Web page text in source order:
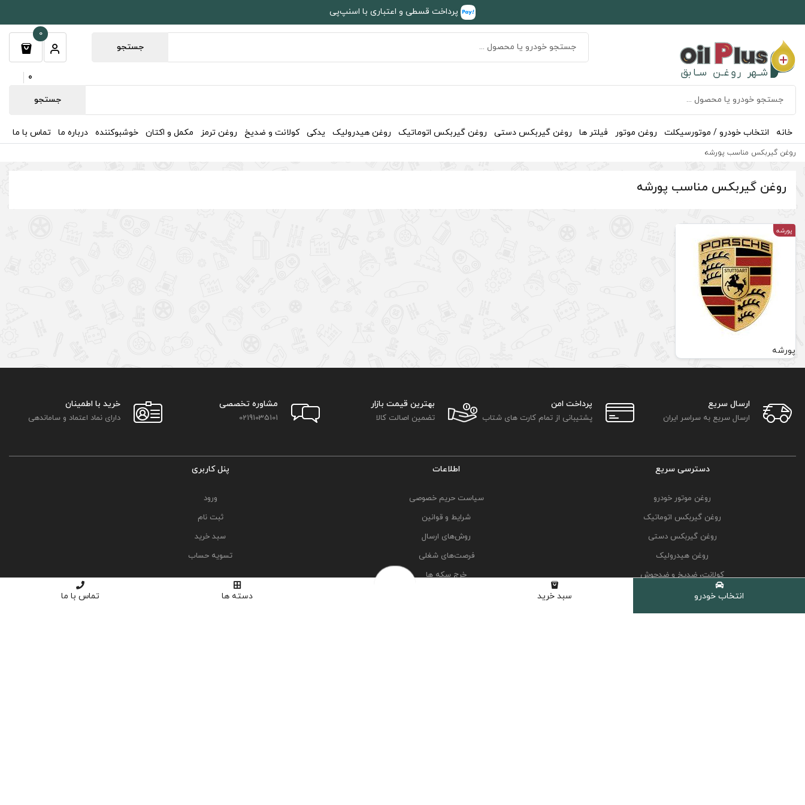
انتخاب خودرو سبد خرید دسته ها تماس با ما
پرداخت قسطی و اعتباری با اسنپ‌پی
جستجو
0
0
جستجو
خانه انتخاب خودرو / موتورسیکلت روغن موتور فیلتر ها روغن گیربکس دستی روغن گیربکس اتوماتیک روغن هیدرولیک یدکی کولانت و ضدیخ روغن ترمز مکمل و اکتان خوشبوکننده درباره ما تماس با ما
روغن گیربکس مناسب پورشه
روغن گیربکس مناسب پورشه
پورشه
پورشه
ارسال سریع
ارسال سریع به سراسر ایران
پرداخت امن
پشتیبانی از تمام کارت های شتاب
بهترین قیمت بازار
تضمین اصالت کالا
مشاوره تخصصی
02191035101
خرید با اطمینان
دارای نماد اعتماد و ساماندهی
دسترسی سریع
روغن موتور خودرو
روغن گیربکس اتوماتیک
روغن گیربکس دستی
روغن هیدرولیک
کولانت، ضدیخ و ضدجوش
مکمل و اکتان
اطلاعات
سیاست حریم خصوصی
شرایط و قوانین
روش‌های ارسال
فرصت‌های شغلی
خرج سکه ها
پنل کاربری
ورود
ثبت نام
سبد خرید
تسویه حساب